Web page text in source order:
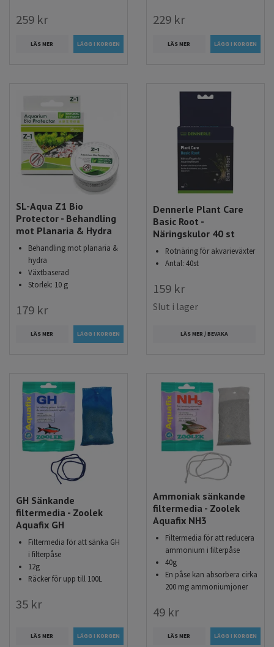
259 kr
LÄS MER
229 kr
LÄS MER
SL-Aqua Z1 Bio
Protector - Behandling
mot Planaria & Hydra
Behandling mot planaria &
hydra
Växtbaserad
Storlek: 10 g
179 kr
LÄS MER
Dennerle Plant Care
Basic Root -
Näringskulor 40 st
Rotnäring för akvarieväxter
Antal: 40st
159 kr
Slut i lager
LÄS MER / BEVAKA
GH Sänkande
filtermedia - Zoolek
Aquafix GH
Filtermedia för att sänka GH
i filterpåse
12g
Räcker för upp till 100L
35 kr
LÄS MER
Ammoniak sänkande
filtermedia - Zoolek
Aquafix NH3
Filtermedia för att reducera
ammonium i filterpåse
40g
En påse kan absorbera cirka
200 mg ammoniumjoner
49 kr
LÄS MER